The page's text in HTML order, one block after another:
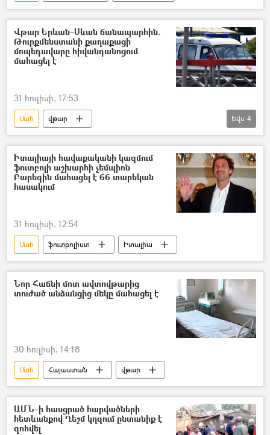
Վթար Երևան–Սևան ճանապարհին.
Թուրքմենստանի քաղաքացի
մոպեդավարը հիվանդանոցում
մահացել է
31 հուլիսի, 17:53
Մահ
վթար
Վթար, պատահար, սպանություն, գողություն
Մոպեդ
վարորդ Թուրքմենստան
Եվս 4
Իտալիայի հավաքականի կազմում
ֆուտբոլի աշխարհի չեմպիոն
Բարեզին մահացել է 66 տարեկան
հասակում
31 հուլիսի, 12:54
Մահ ֆուտբոլիստ Իտալիա
Նոր Հաճնի մոտ ավտովթարից
տուժած անձանցից մեկը մահացել է
30 հուլիսի, 14:18
Մահ Հայաստան վթար
ԱՄՆ–ի հասցրած հարվածների
հետևանքով Ղեշմ կղզում ընտանիք է
զոհվել